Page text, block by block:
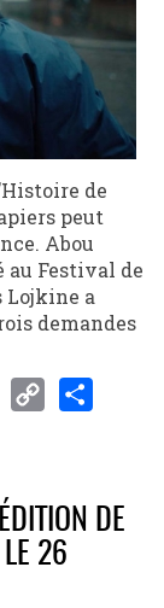
de
peut
Abou
au Festival de
Lojkine a
demandes
DE
LE 26